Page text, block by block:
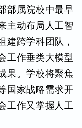
部属院校中最早
主动布局人工智
建跨学科团队，
工作垂类大模型
果。学校将聚焦
国家战略需求开
工作又掌握人工